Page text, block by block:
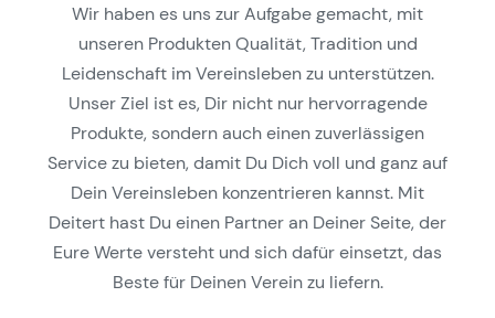
Wir haben es uns zur Aufgabe gemacht, mit
unseren Produkten Qualität, Tradition und
Leidenschaft im Vereinsleben zu unterstützen.
Unser Ziel ist es, Dir nicht nur hervorragende
Produkte, sondern auch einen zuverlässigen
Service zu bieten, damit Du Dich voll und ganz auf
Dein Vereinsleben konzentrieren kannst. Mit
Deitert hast Du einen Partner an Deiner Seite, der
Eure Werte versteht und sich dafür einsetzt, das
Beste für Deinen Verein zu liefern.